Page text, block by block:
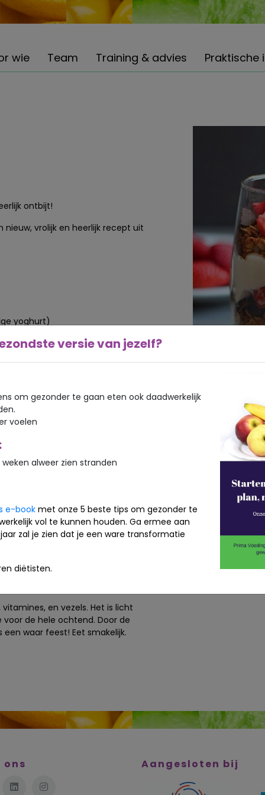
wie Team Training & advies Praktische
ontbijt!
vrolijk en heerlijk recept uit
yoghurt)
of granaatappelpitjes)
variant)
blokjes en was de rode vruchten.
glas of een jampot om het parfait
van wat extra fruit, een vleugje
een winterse touch.
voor wat extra kleur en
laten helpen met het bouwen
niet alleen gezonder, maar ook
en vezels. Het is licht
de hele ochtend. Door de
waar feest! Eet smakelijk.
ons Aangesloten bij
versie van jezelf?
om gezonder te gaan eten ook daadwerkelijk
voelen
alweer zien stranden
e-book met onze 5 beste tips om gezonder te
vol te kunnen houden. Ga ermee aan
zal je zien dat je een ware transformatie
diëtisten.